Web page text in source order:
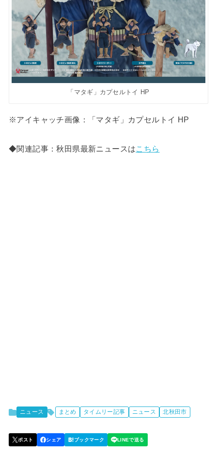
「マタギ」カプセルトイ HP
※アイキャッチ画像：「マタギ」カプセルトイ HP
◆関連記事：秋田県最新ニュースはこちら
ニュース まとめ タイムリー記事 ニュース 北秋田市